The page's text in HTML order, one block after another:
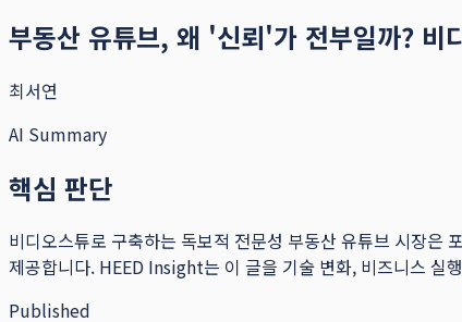
부동산 유튜브, 왜 '신뢰'가 전부일까? 비
최서연
AI Summary
핵심 판단
비디오스튜로 구축하는 독보적 전문성 부동산 유튜브 시장
제공합니다. HEED Insight는 이 글을 기술 변화, 비즈니스 실
Published